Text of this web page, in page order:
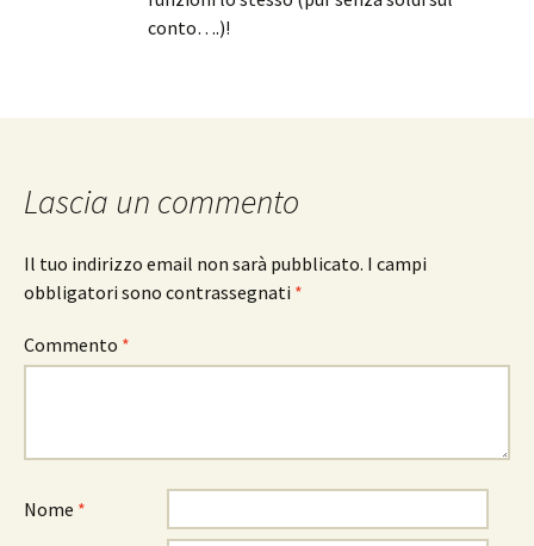
conto….)!
Lascia un commento
Il tuo indirizzo email non sarà pubblicato. I campi
obbligatori sono contrassegnati *
Commento *
Nome *